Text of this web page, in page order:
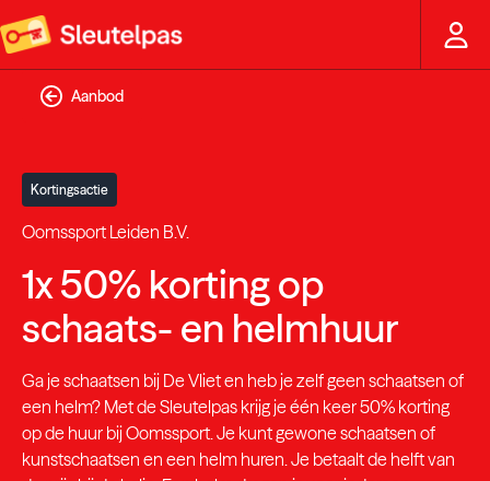
Aanbod
Kortingsactie
Oomssport Leiden B.V.
1x 50% korting op
schaats- en helmhuur
Ga je schaatsen bij De Vliet en heb je zelf geen schaatsen of
een helm? Met de Sleutelpas krijg je één keer 50% korting
op de huur bij Oomssport. Je kunt gewone schaatsen of
kunstschaatsen en een helm huren. Je betaalt de helft van